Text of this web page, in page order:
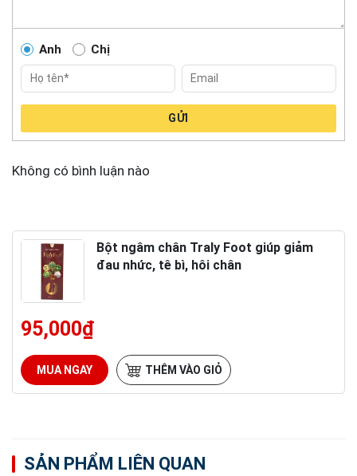
Anh Chị
GỬI
Không có bình luận nào
Bột ngâm chân Traly Foot giúp giảm
đau nhức, tê bì, hôi chân
95,000₫
MUA NGAY THÊM VÀO GIỎ
SẢN PHẨM LIÊN QUAN